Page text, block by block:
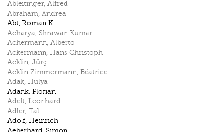
Ableitinger, Alfred
Abraham, Andrea
Abt, Roman K.
Acharya, Shrawan Kumar
Achermann, Alberto
Ackermann, Hans Christoph
Acklin, Jürg
Acklin Zimmermann, Béatrice
Adak, Hülya
Adank, Florian
Adelt, Leonhard
Adler, Tal
Adolf, Heinrich
Aeberhard, Simon